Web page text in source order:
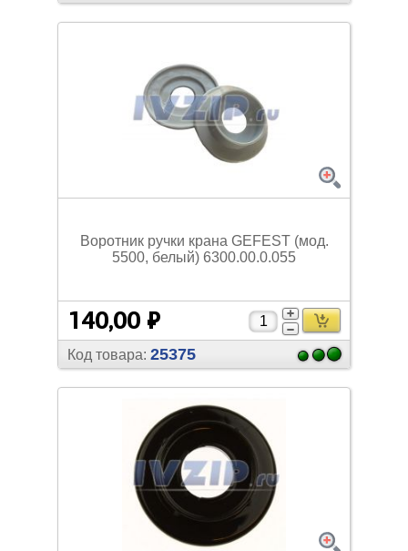
Воротник ручки крана GEFEST (мод.
5500, белый) 6300.00.0.055
140,00 ₽
Код товара: 25375